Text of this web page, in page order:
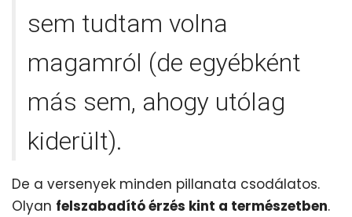
sem tudtam volna
magamról (de egyébként
más sem, ahogy utólag
kiderült).
De a versenyek minden pillanata csodálatos.
Olyan felszabadító érzés kint a természetben.